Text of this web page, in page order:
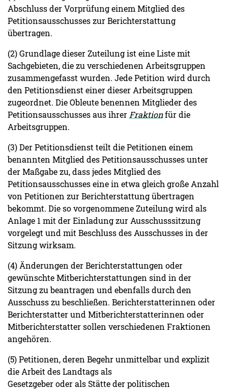
Abschluss der Vorprüfung einem Mitglied des
Petitionsausschusses zur Berichterstattung
übertragen.
(2) Grundlage dieser Zuteilung ist eine Liste mit
Sachgebieten, die zu verschiedenen Arbeitsgruppen
zusammengefasst wurden. Jede Petition wird durch
den Petitionsdienst einer dieser Arbeitsgruppen
zugeordnet. Die Obleute benennen Mitglieder des
Petitionsausschusses aus ihrer Fraktionfür die
Arbeitsgruppen.
(3) Der Petitionsdienst teilt die Petitionen einem
benannten Mitglied des Petitionsausschusses unter
der Maßgabe zu, dass jedes Mitglied des
Petitionsausschusses eine in etwa gleich große Anzahl
von Petitionen zur Berichterstattung übertragen
bekommt. Die so vorgenommene Zuteilung wird als
Anlage 1 mit der Einladung zur Ausschusssitzung
vorgelegt und mit Beschluss des Ausschusses in der
Sitzung wirksam.
(4) Änderungen der Berichterstattungen oder
gewünschte Mitberichterstattungen sind in der
Sitzung zu beantragen und ebenfalls durch den
Ausschuss zu beschließen. Berichterstatterinnen oder
Berichterstatter und Mitberichterstatterinnen oder
Mitberichterstatter sollen verschiedenen Fraktionen
angehören.
(5) Petitionen, deren Begehr unmittelbar und explizit
die Arbeit des Landtags als
Gesetzgeber oder als Stätte der politischen